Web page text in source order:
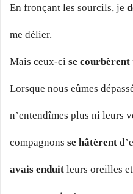
En fronçant les sourcils, je
me délier.
Mais ceux-ci se courbèrent
Lorsque nous eûmes
n’entendîmes plus ni leurs
compagnons se hâtèrent
avais enduit leurs oreilles